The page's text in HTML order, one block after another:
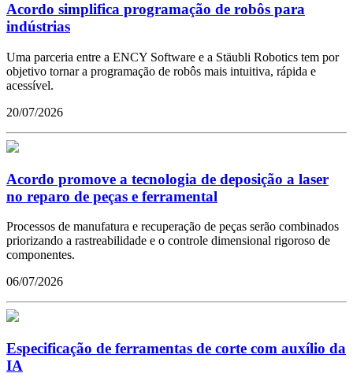
Acordo simplifica programação de robôs para
indústrias
Uma parceria entre a ENCY Software e a Stäubli Robotics tem por
objetivo tornar a programação de robôs mais intuitiva, rápida e
acessível.
20/07/2026
Acordo promove a tecnologia de deposição a laser
no reparo de peças e ferramental
Processos de manufatura e recuperação de peças serão combinados
priorizando a rastreabilidade e o controle dimensional rigoroso de
componentes.
06/07/2026
Especificação de ferramentas de corte com auxílio da
IA